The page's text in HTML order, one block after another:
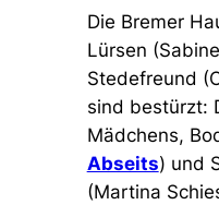
Die Bremer
Lürsen
Stedefreund
sind bestürzt:
Mädchens,
Abseits) und
(Martina